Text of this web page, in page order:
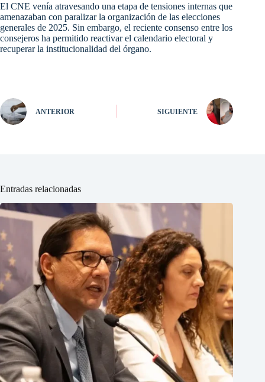
El CNE venía atravesando una etapa de tensiones internas que
amenazaban con paralizar la organización de las elecciones
generales de 2025. Sin embargo, el reciente consenso entre los
consejeros ha permitido reactivar el calendario electoral y
recuperar la institucionalidad del órgano.
ANTERIOR SIGUIENTE
Entradas relacionadas